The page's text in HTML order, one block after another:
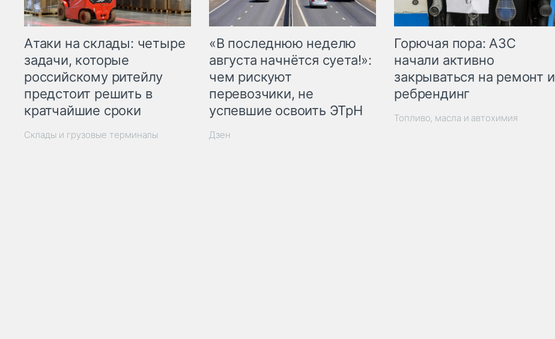
Атаки на склады: четыре
задачи, которые
российскому ритейлу
предстоит решить в
кратчайшие сроки
Склады и грузовые терминалы
«В последнюю неделю
августа начнётся суета!»:
чем рискуют
перевозчики, не
успевшие освоить ЭТрН
Дзен
Горючая пора: АЗС
начали активно
закрываться на ремонт и
ребрендинг
Топливо, масла и автохимия